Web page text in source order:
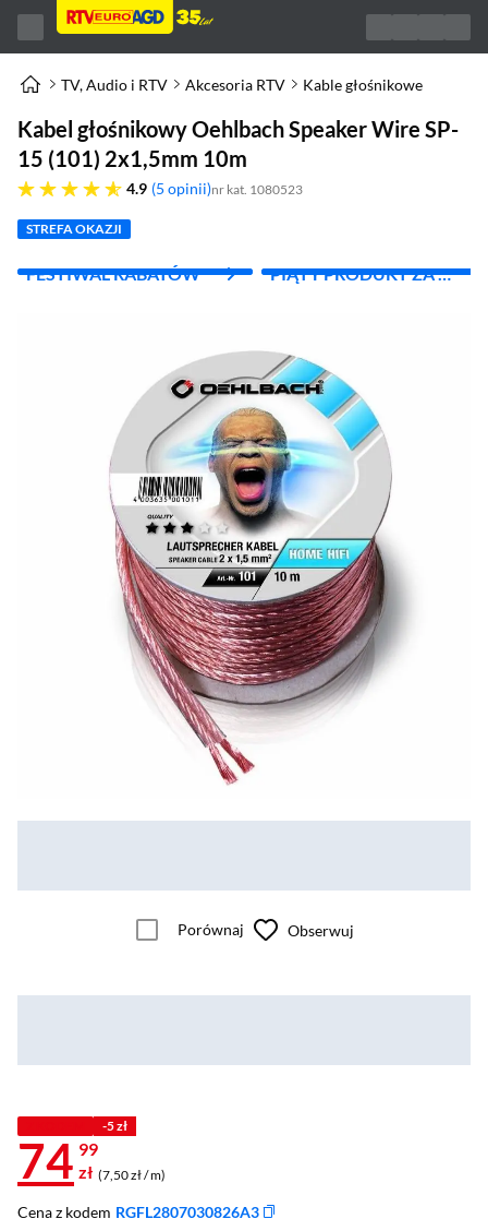
TV, Audio i RTV Akcesoria RTV Kable głośnikowe
Kabel głośnikowy Oehlbach Speaker Wire SP-
15 (101) 2x1,5mm 10m
4.9
4.9 gwiazdek 5 opinii nr kat. 1080523
STREFA OKAZJI
FESTIWAL RABATÓW
PIĄTY PRODUKT ZA 1
Porównaj Obserwuj
-5 zł
74 99
zł (7,50 zł / m)
Cena z kodem RGFL2807030826A3